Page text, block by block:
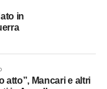
in
atto”, Mancari e altri